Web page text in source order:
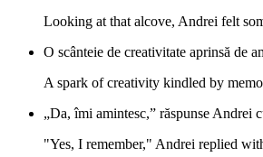
Looking at that alcove, Andrei felt
O scânteie de creativitate aprinsă de
A spark of creativity kindled by
„Da, îmi amintesc,” răspunse Andrei
"Yes, I remember," Andrei replied